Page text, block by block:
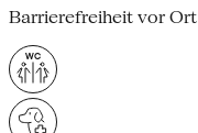
Barrierefreiheit vor Ort